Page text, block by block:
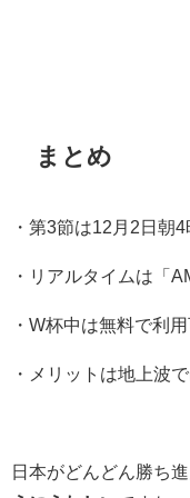
まとめ
・第3節は12月2日朝4
・リアルタイムは「
・W杯中は無料で利
・メリットは地上波
日本がどんどん勝ち進